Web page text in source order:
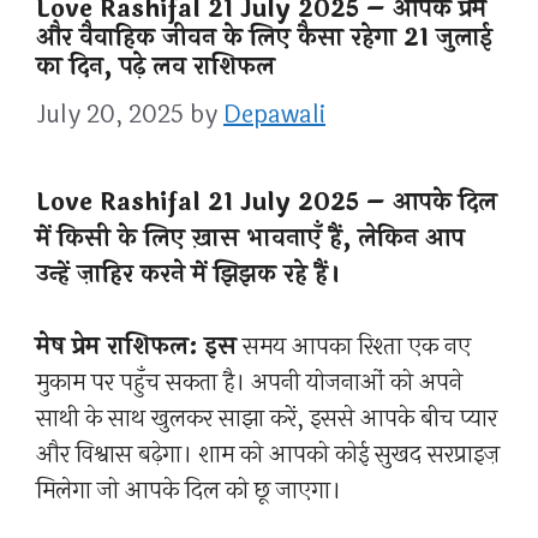
Love Rashifal 21 July 2025 – आपके प्रेम
और वैवाहिक जीवन के लिए कैसा रहेगा 21 जुलाई
का दिन, पढ़े लव राशिफल
July 20, 2025 byDepawali
Love Rashifal 21 July 2025 – आपके दिल
में किसी के लिए ख़ास भावनाएँ हैं, लेकिन आप
उन्हें ज़ाहिर करने में झिझक रहे हैं।
मेष प्रेम राशिफल: इससमय आपका रिश्ता एक नए
मुकाम पर पहुँच सकता है। अपनी योजनाओं को अपने
साथी के साथ खुलकर साझा करें, इससे आपके बीच प्यार
और विश्वास बढ़ेगा। शाम को आपको कोई सुखद सरप्राइज़
मिलेगा जो आपके दिल को छू जाएगा।